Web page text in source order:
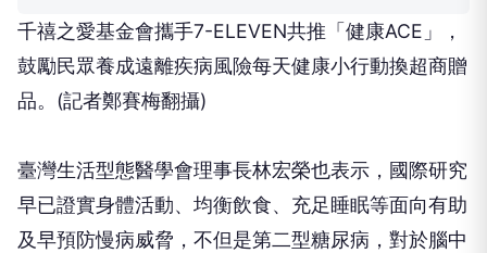
千禧之愛基金會攜手7-ELEVEN共推「健康ACE」，
鼓勵民眾養成遠離疾病風險每天健康小行動換超商贈
品。(記者鄭賽梅翻攝)
臺灣生活型態醫學會理事長林宏榮也表示，國際研究
早已證實身體活動、均衡飲食、充足睡眠等面向有助
及早預防慢病威脅，不但是第二型糖尿病，對於腦中